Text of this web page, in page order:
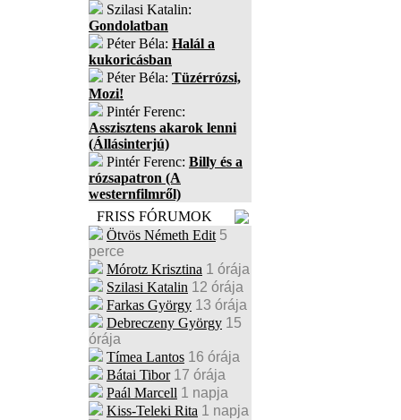
Szilasi Katalin:
Gondolatban
Péter Béla: Halál a
kukoricásban
Péter Béla: Tüzérrózsi,
Mozi!
Pintér Ferenc:
Asszisztens akarok lenni
(Állásinterjú)
Pintér Ferenc: Billy és a
rózsapatron (A
westernfilmről)
FRISS FÓRUMOK
Ötvös Németh Edit 5
perce
Mórotz Krisztina 1 órája
Szilasi Katalin 12 órája
Farkas György 13 órája
Debreczeny György 15
órája
Tímea Lantos 16 órája
Bátai Tibor 17 órája
Paál Marcell 1 napja
Kiss-Teleki Rita 1 napja